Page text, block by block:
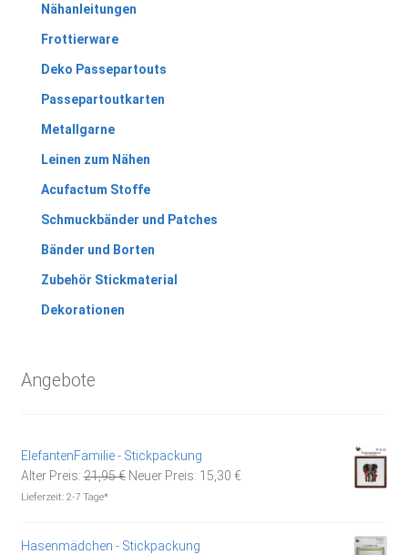
Nähanleitungen
Frottierware
Deko Passepartouts
Passepartoutkarten
Metallgarne
Leinen zum Nähen
Acufactum Stoffe
Schmuckbänder und Patches
Bänder und Borten
Zubehör Stickmaterial
Dekorationen
Angebote
ElefantenFamilie - Stickpackung
Alter Preis: 21,95€ Ursprünglicher
Neuer Preis: 15,30 €Aktueller
Lieferzeit: 2-7 Tage*
Hasenmädchen - Stickpackung